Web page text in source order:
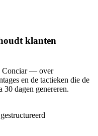
klanten
Conciar — over
en de tactieken die de
30 dagen genereren.